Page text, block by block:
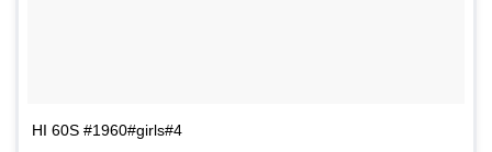
HI 60S #1960#girls#4